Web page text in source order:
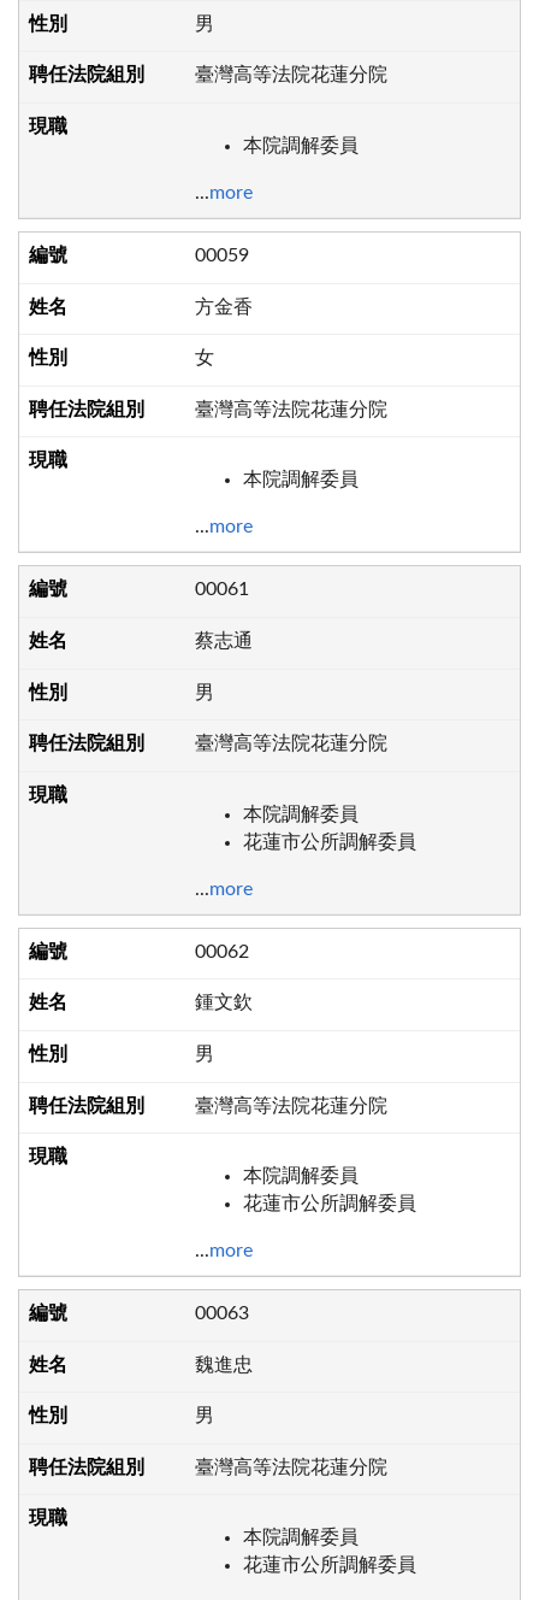
男
臺灣高等法院花蓮分院
本院調解委員
...more
00059
方金香
女
臺灣高等法院花蓮分院
本院調解委員
...more
00061
蔡志通
男
臺灣高等法院花蓮分院
本院調解委員
花蓮市公所調解委員
...more
00062
鍾文欽
男
臺灣高等法院花蓮分院
本院調解委員
花蓮市公所調解委員
...more
00063
魏進忠
男
臺灣高等法院花蓮分院
本院調解委員
花蓮市公所調解委員